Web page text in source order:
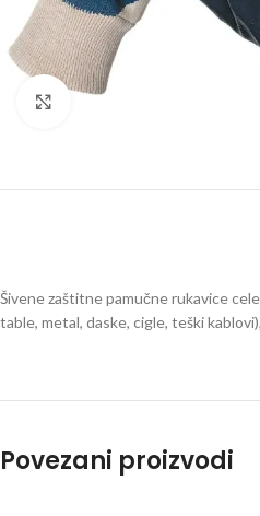
Šivene zaštitne pamučne rukavice
table, metal, daske, cigle, teški
Povezani proizvodi